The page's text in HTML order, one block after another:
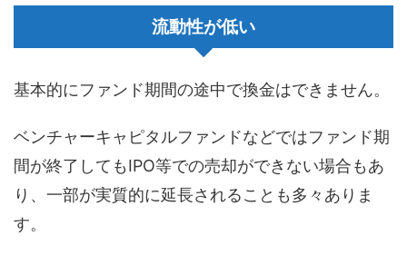
流動性が低い
基本的にファンド期間の途中で換金はできません。
ベンチャーキャピタルファンドなどではファンド期
間が終了してもIPO等での売却ができない場合もあ
り、一部が実質的に延長されることも多々ありま
す。